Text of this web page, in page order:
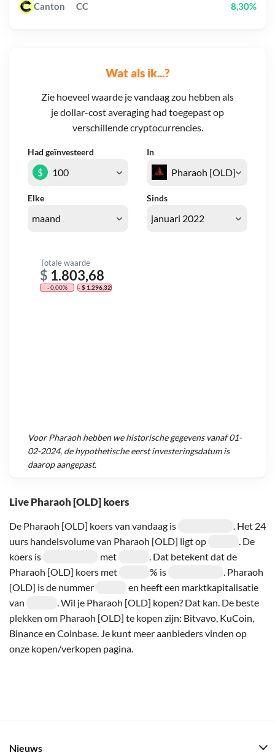
Live Pharaoh [OLD] koers
De Pharaoh [OLD] koers van vandaag is
. Het 24
uurs handelsvolume van Pharaoh [OLD] ligt op
. De
koers is
met
. Dat betekent dat de
Pharaoh [OLD] koers met
% is
. Pharaoh
[OLD] is de nummer
en heeft een marktkapitalisatie
van
. Wil je Pharaoh [OLD] kopen? Dat kan. De beste
plekken om Pharaoh [OLD] te kopen zijn: Bitvavo, KuCoin,
Binance en Coinbase. Je kunt meer aanbieders vinden op
onze kopen/verkopen pagina.
Wat als ik...?
Zie hoeveel waarde je vandaag zou hebben als
je dollar-cost averaging had toegepast op
verschillende cryptocurrencies.
Had geïnvesteerd In
Elke Sinds
$
Totale waarde
$ 1.803,68
- 0,00% - $ 1.296,32
VoorPharaohhebben we historische gegevens vanaf01-
02-2024, de hypothetische eerst investeringsdatum is
daarop aangepast.
Canton CC 8,30%
Nieuws